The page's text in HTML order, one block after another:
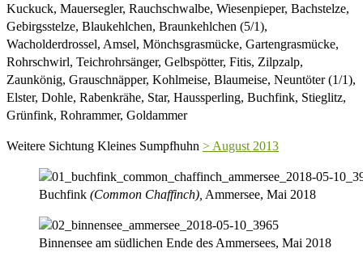
Kuckuck, Mauersegler, Rauchschwalbe, Wiesenpieper, Bachstelze,
Gebirgsstelze, Blaukehlchen, Braunkehlchen (5/1),
Wacholderdrossel, Amsel, Mönchsgrasmücke, Gartengrasmücke,
Rohrschwirl, Teichrohrsänger, Gelbspötter, Fitis, Zilpzalp,
Zaunkönig, Grauschnäpper, Kohlmeise, Blaumeise, Neuntöter (1/1),
Elster, Dohle, Rabenkrähe, Star, Haussperling, Buchfink, Stieglitz,
Grünfink, Rohrammer, Goldammer
Weitere Sichtung Kleines Sumpfhuhn > August 2013
Buchfink (Common Chaffinch), Ammersee, Mai 2018
Binnensee am südlichen Ende des Ammersees, Mai 2018